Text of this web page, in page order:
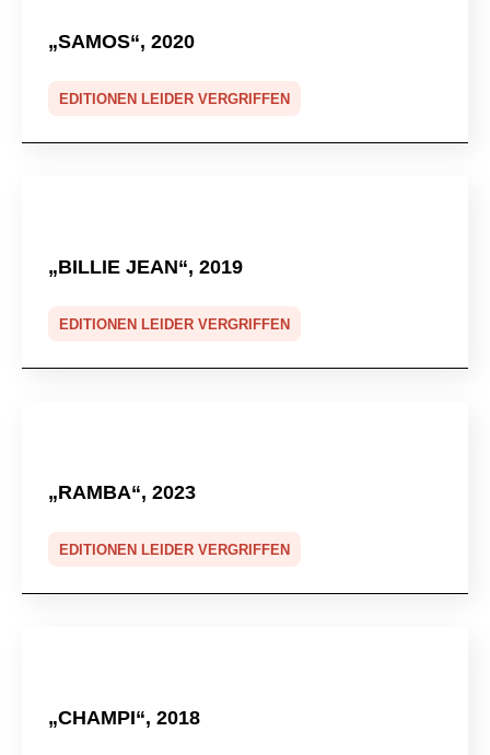
„SAMOS“, 2020
EDITIONEN LEIDER VERGRIFFEN
„BILLIE JEAN“, 2019
EDITIONEN LEIDER VERGRIFFEN
„RAMBA“, 2023
EDITIONEN LEIDER VERGRIFFEN
„CHAMPI“, 2018